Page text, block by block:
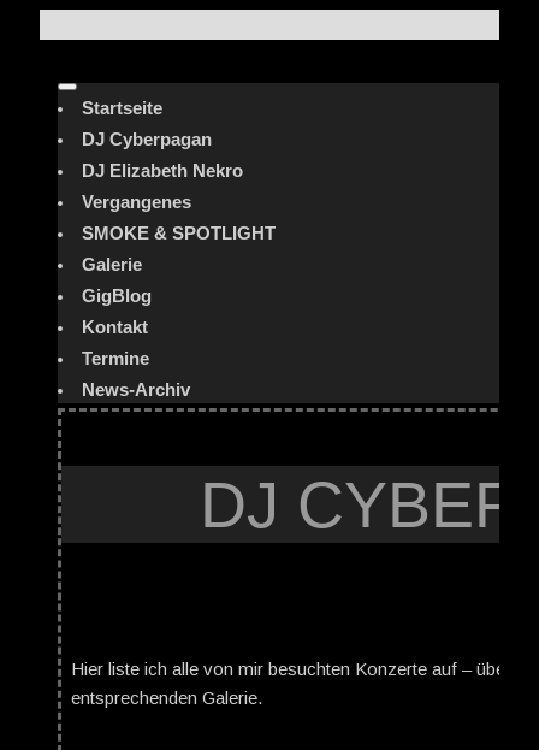
Startseite
DJ Cyberpagan
DJ Elizabeth Nekro
Vergangenes
SMOKE & SPOTLIGHT
Galerie
GigBlog
Kontakt
Termine
News-Archiv
DJ
Hier liste ich alle von mir besuchten Konzerte auf – über
entsprechenden Galerie.